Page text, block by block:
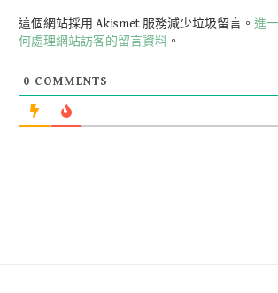
這個網站採用 Akismet 服務減少垃圾留言。 進
何處理網站訪客的留言資料 。
0 COMMENTS